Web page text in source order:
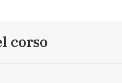
corso